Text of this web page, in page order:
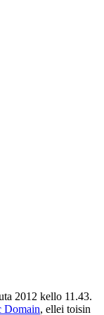
2012 kello 11.43.
Domain, ellei toisin